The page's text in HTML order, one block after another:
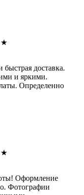
★
доставка.
и яркими.
Определенно
★
Оформление
Фотографии